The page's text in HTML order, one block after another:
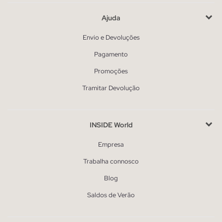
Ajuda
Envio e Devoluções
Pagamento
Promoções
Tramitar Devolução
INSIDE World
Empresa
Trabalha connosco
Blog
Saldos de Verão